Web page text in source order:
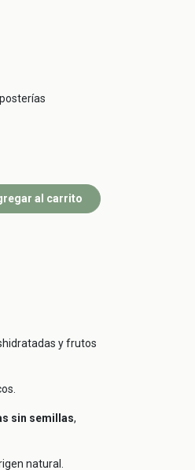
al carrito
y frutos
sin semillas,
natural.